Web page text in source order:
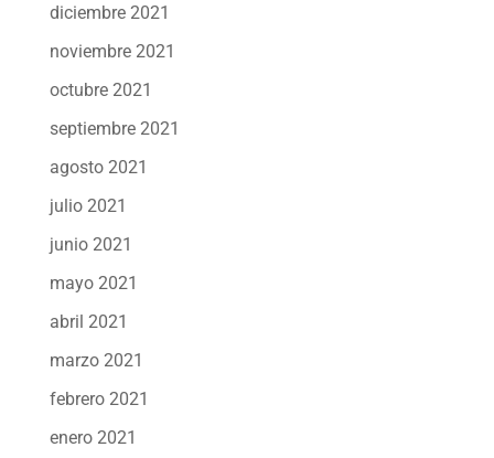
diciembre 2021
noviembre 2021
octubre 2021
septiembre 2021
agosto 2021
julio 2021
junio 2021
mayo 2021
abril 2021
marzo 2021
febrero 2021
enero 2021